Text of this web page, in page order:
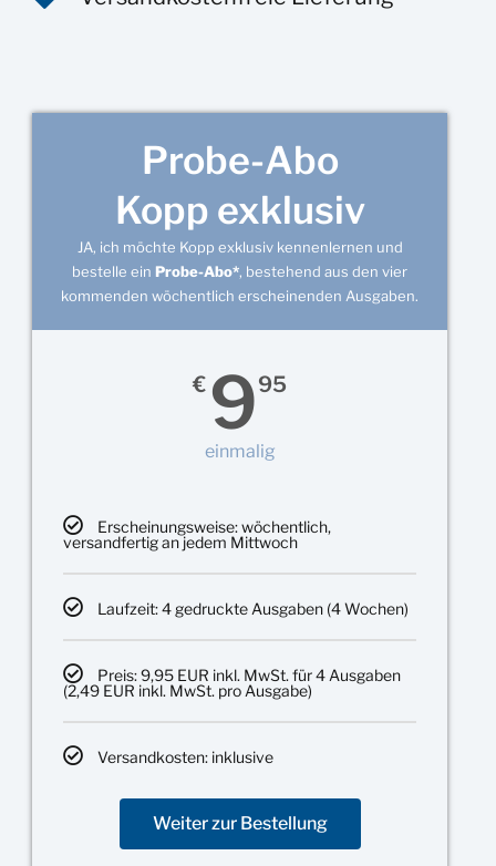
Probe-Abo
Kopp exklusiv
JA, ich möchte Kopp exklusiv kennenlernen und
bestelle einProbe-Abo*, bestehend aus den vier
kommenden wöchentlich erscheinenden Ausgaben.
€ 995
einmalig
Erscheinungsweise: wöchentlich,
versandfertig an jedem Mittwoch
Laufzeit: 4 gedruckte Ausgaben (4 Wochen)
Preis: 9,95 EUR inkl. MwSt. für 4 Ausgaben
(2,49 EUR inkl. MwSt. pro Ausgabe)
Versandkosten: inklusive
Weiter zur Bestellung